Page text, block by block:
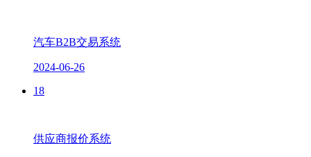
汽车B2B交易系统
2024-06-26
18
供应商报价系统